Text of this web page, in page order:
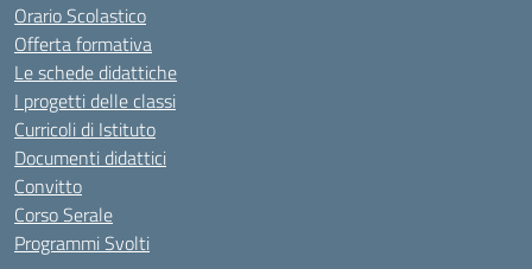
Orario Scolastico
Offerta formativa
Le schede didattiche
I progetti delle classi
Curricoli di Istituto
Documenti didattici
Convitto
Corso Serale
Programmi Svolti